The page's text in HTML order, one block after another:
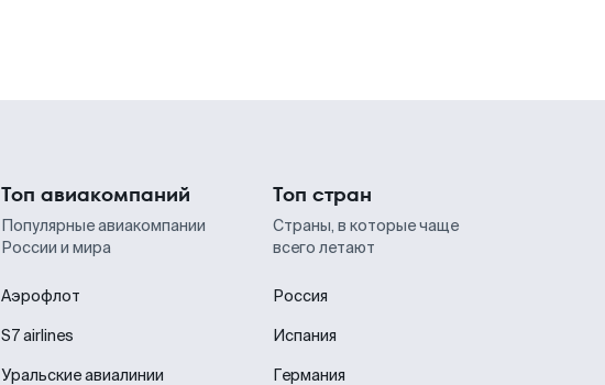
Топ авиакомпаний
Популярные авиакомпании
России и мира
Аэрофлот
S7 airlines
Уральские авиалинии
Топ стран
Страны, в которые чаще
всего летают
Россия
Испания
Германия